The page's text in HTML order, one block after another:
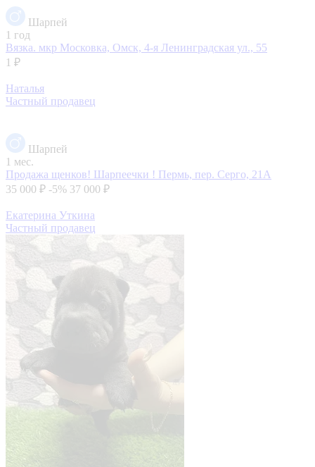
Шарпей
1 год
Вязка. мкр Московка, Омск, 4-я Ленинградская ул., 55
1 ₽
Наталья
Частный продавец
Шарпей
1 мес.
Продажа щенков! Шарпеечки ! Пермь, пер. Серго, 21А
35 000 ₽ -5% 37 000 ₽
Екатерина Уткина
Частный продавец